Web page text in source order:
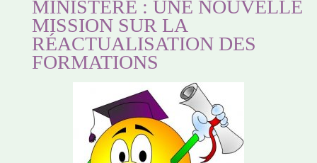
MINISTÈRE : UNE NOUVELLE
MISSION SUR LA
RÉACTUALISATION DES
FORMATIONS